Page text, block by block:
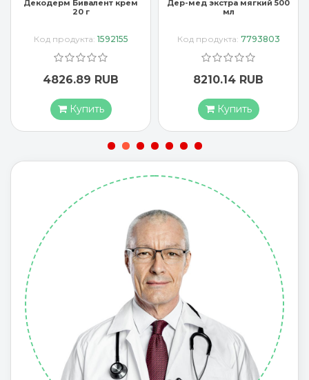
Дер-мед экстра мягкий 500
Код продукта:7793803
8210.14 RUB
Купить
Имазол крем 30 г
Код продукта:1909623
5264.28 RUB
Купить